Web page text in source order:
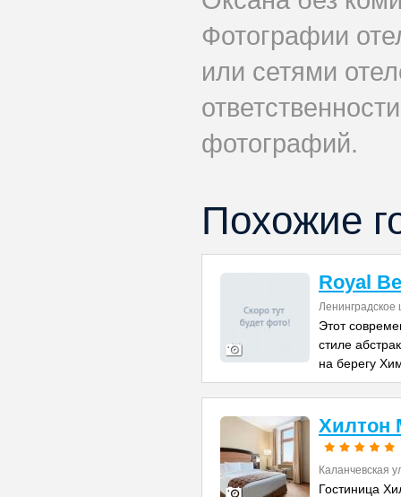
Фотографии
или сетями
фотографий.
Похожие
Royal
Ленинградское
Этот
стиле
на берегу
Хилтон
Каланчевская
Гостиница